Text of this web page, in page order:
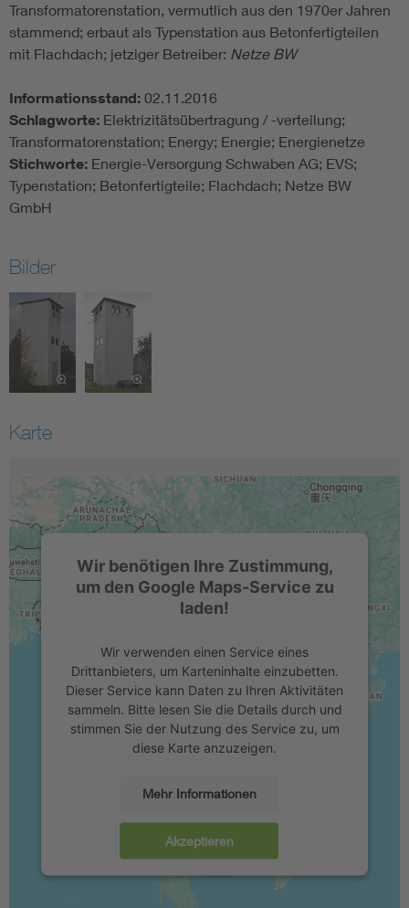
Transformatorenstation, vermutlich aus den 1970er Jahren
stammend; erbaut als Typenstation aus Betonfertigteilen
mit Flachdach; jetziger Betreiber: Netze BW
Informationsstand: 02.11.2016
Schlagworte: Elektrizitätsübertragung / -verteilung;
Transformatorenstation; Energy; Energie; Energienetze
Stichworte: Energie-Versorgung Schwaben AG; EVS;
Typenstation; Betonfertigteile; Flachdach; Netze BW
GmbH
Bilder
Karte
Wir benötigen Ihre Zustimmung,
um den Google Maps-Service zu
laden!
Wir verwenden einen Service eines
Drittanbieters, um Karteninhalte einzubetten.
Dieser Service kann Daten zu Ihren Aktivitäten
sammeln. Bitte lesen Sie die Details durch und
stimmen Sie der Nutzung des Service zu, um
diese Karte anzuzeigen.
Mehr Informationen
Akzeptieren